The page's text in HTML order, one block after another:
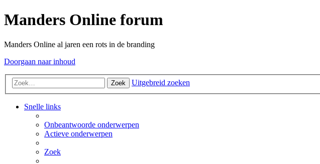
Manders Online forum
Manders Online al jaren een rots in de branding
Doorgaan naar inhoud
Zoek Uitgebreid zoeken
Snelle links
Onbeantwoorde onderwerpen
Actieve onderwerpen
Zoek